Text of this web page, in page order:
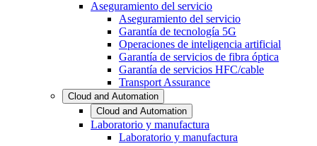
Aseguramiento del servicio
Aseguramiento del servicio
Garantía de tecnología 5G
Operaciones de inteligencia artificial
Garantía de servicios de fibra óptica
Garantía de servicios HFC/cable
Transport Assurance
Cloud and Automation
Cloud and Automation
Laboratorio y manufactura
Laboratorio y manufactura